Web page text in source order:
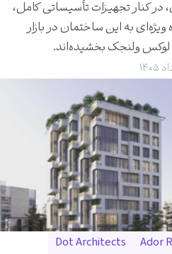
در کنار تجهیزات تأسیساتی کامل،
ویژه‌ای به این ساختمان در بازار
لوکس ولنجک بخشیده‌اند.
Ador
Dot Architects